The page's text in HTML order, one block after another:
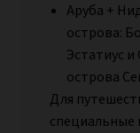
Аруба +
острова:
Эстатиус
острова
Для
специальные